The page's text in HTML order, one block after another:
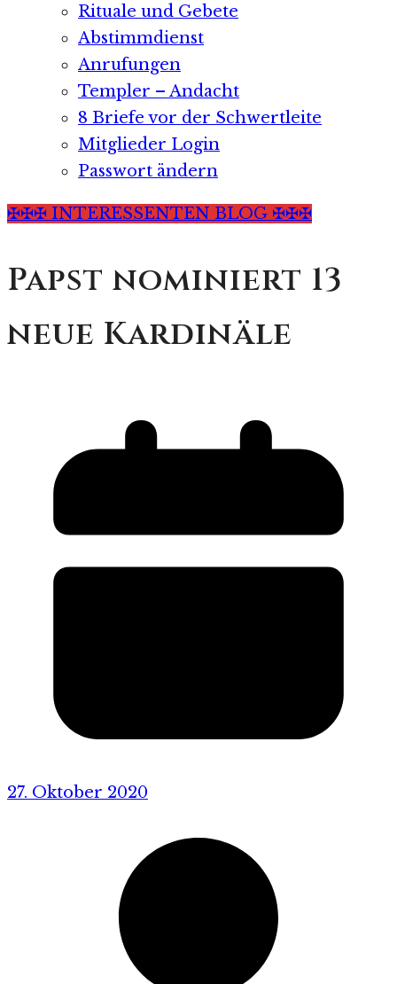
Rituale und Gebete
Abstimmdienst
Anrufungen
Templer – Andacht
8 Briefe vor der Schwertleite
Mitglieder Login
Passwort ändern
✠✠✠ INTERESSENTEN BLOG ✠✠✠
Papst nominiert 13
neue Kardinäle
27. Oktober 2020